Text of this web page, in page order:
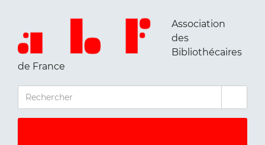
Association
des
Bibliothécaires
de France
RECHERCHER